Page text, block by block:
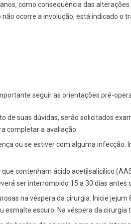
como consequência das
ocorre a involução, está indicado o
seguir as orientações pré-
de suas dúvidas, serão solicitados
completar a avaliação.
ou se estiver com alguma
contenham ácido acetilsalicílico
ser interrompido 15 a 30 dias antes
na véspera da cirurgia. Inicie
escuro. Na véspera da